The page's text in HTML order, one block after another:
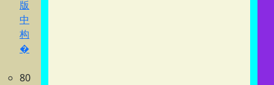
版
中
构
�
80